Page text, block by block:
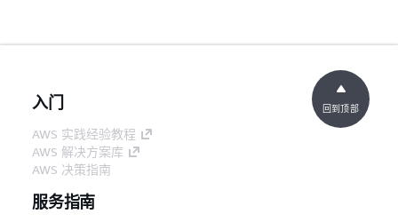
入门
AWS 实践经验教程
AWS 解决方案库
AWS 决策指南
服务指南
回到顶部